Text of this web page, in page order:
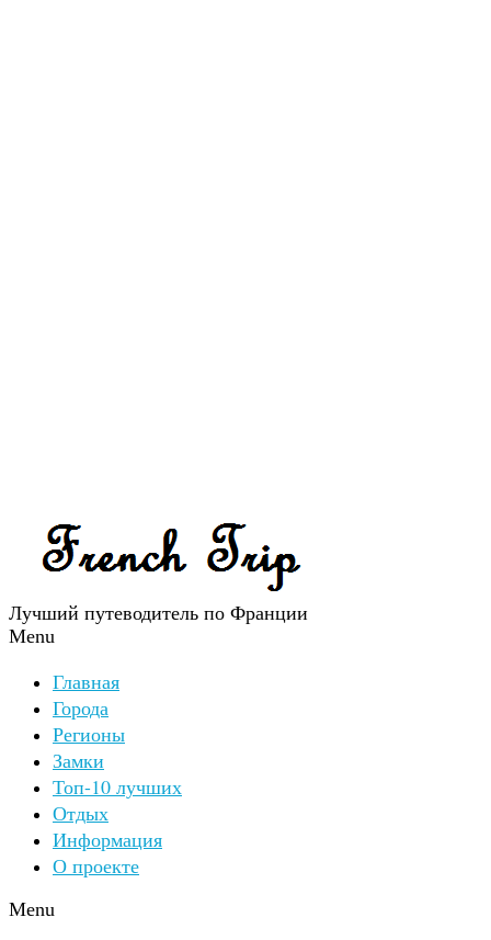
Лучший путеводитель по Франции
Menu
Главная
Города
Регионы
Замки
Топ-10 лучших
Отдых
Информация
О проекте
Menu